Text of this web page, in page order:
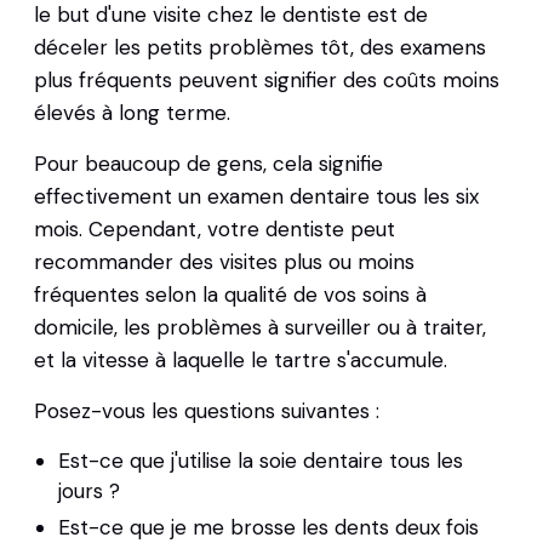
le but d'une visite chez le dentiste est de
déceler les petits problèmes tôt, des examens
plus fréquents peuvent signifier des coûts moins
élevés à long terme.
Pour beaucoup de gens, cela signifie
effectivement un examen dentaire tous les six
mois. Cependant, votre dentiste peut
recommander des visites plus ou moins
fréquentes selon la qualité de vos soins à
domicile, les problèmes à surveiller ou à traiter,
et la vitesse à laquelle le tartre s'accumule.
Posez-vous les questions suivantes :
Est-ce que j'utilise la soie dentaire tous les
jours ?
Est-ce que je me brosse les dents deux fois